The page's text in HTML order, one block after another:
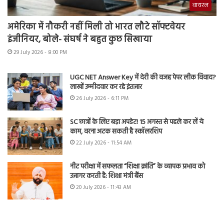
वायरल
अमेरिका में नौकरी नहीं मिली तो भारत लौटे सॉफ्टवेयर
इंजीनियर, बोले- संघर्ष ने बहुत कुछ सिखाया
29 July 2026 - 8:00 PM
UGC NET Answer Key में देरी की वजह पेपर लीक विवाद?
लाखों उम्मीदवार कर रहे इंतजार
26 July 2026 - 6:11 PM
SC छात्रों के लिए बड़ा अपडेट! 15 अगस्त से पहले कर लें ये
काम, वरना अटक सकती है स्कॉलरशिप
22 July 2026 - 11:54 AM
नीट परीक्षा में सफलता “शिक्षा क्रांति” के व्यापक प्रभाव को
उजागर करती है: शिक्षा मंत्री बैंस
20 July 2026 - 11:43 AM